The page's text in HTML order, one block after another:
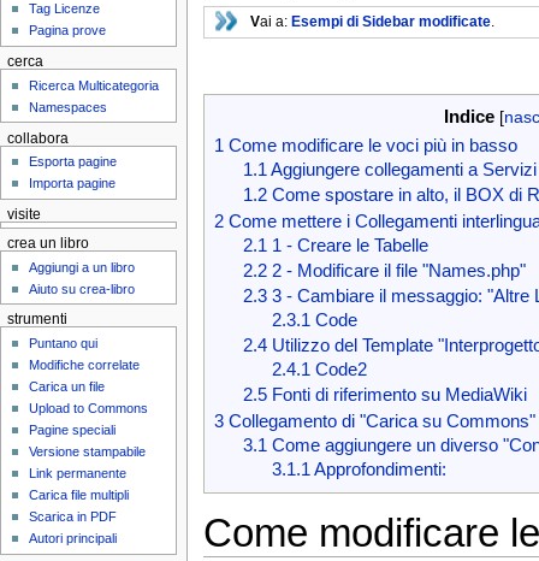
Vai a: Esempi di Sidebar modificate.
Indice [
1 Come modificare le voci più in basso
1.1 Aggiungere collegamenti a
1.2 Come spostare in alto, il BOX di
2 Come mettere i Collegamenti
2.1 1 - Creare le Tabelle
2.2 2 - Modificare il file "Names.php"
2.3 3 - Cambiare il messaggio: "Altre
2.3.1 Code
2.4 Utilizzo del Template
2.4.1 Code2
2.5 Fonti di riferimento su MediaWiki
3 Collegamento di "Carica su Commons"
3.1 Come aggiungere un diverso
3.1.1 Approfondimenti:
Come modificare
Tag Licenze
Pagina prove
cerca
Ricerca Multicategoria
Namespaces
collabora
Esporta pagine
Importa pagine
visite
crea un libro
Aggiungi a un libro
Aiuto su crea-libro
strumenti
Puntano qui
Modifiche correlate
Carica un file
Upload to Commons
Pagine speciali
Versione stampabile
Link permanente
Carica file multipli
Scarica in PDF
Autori principali